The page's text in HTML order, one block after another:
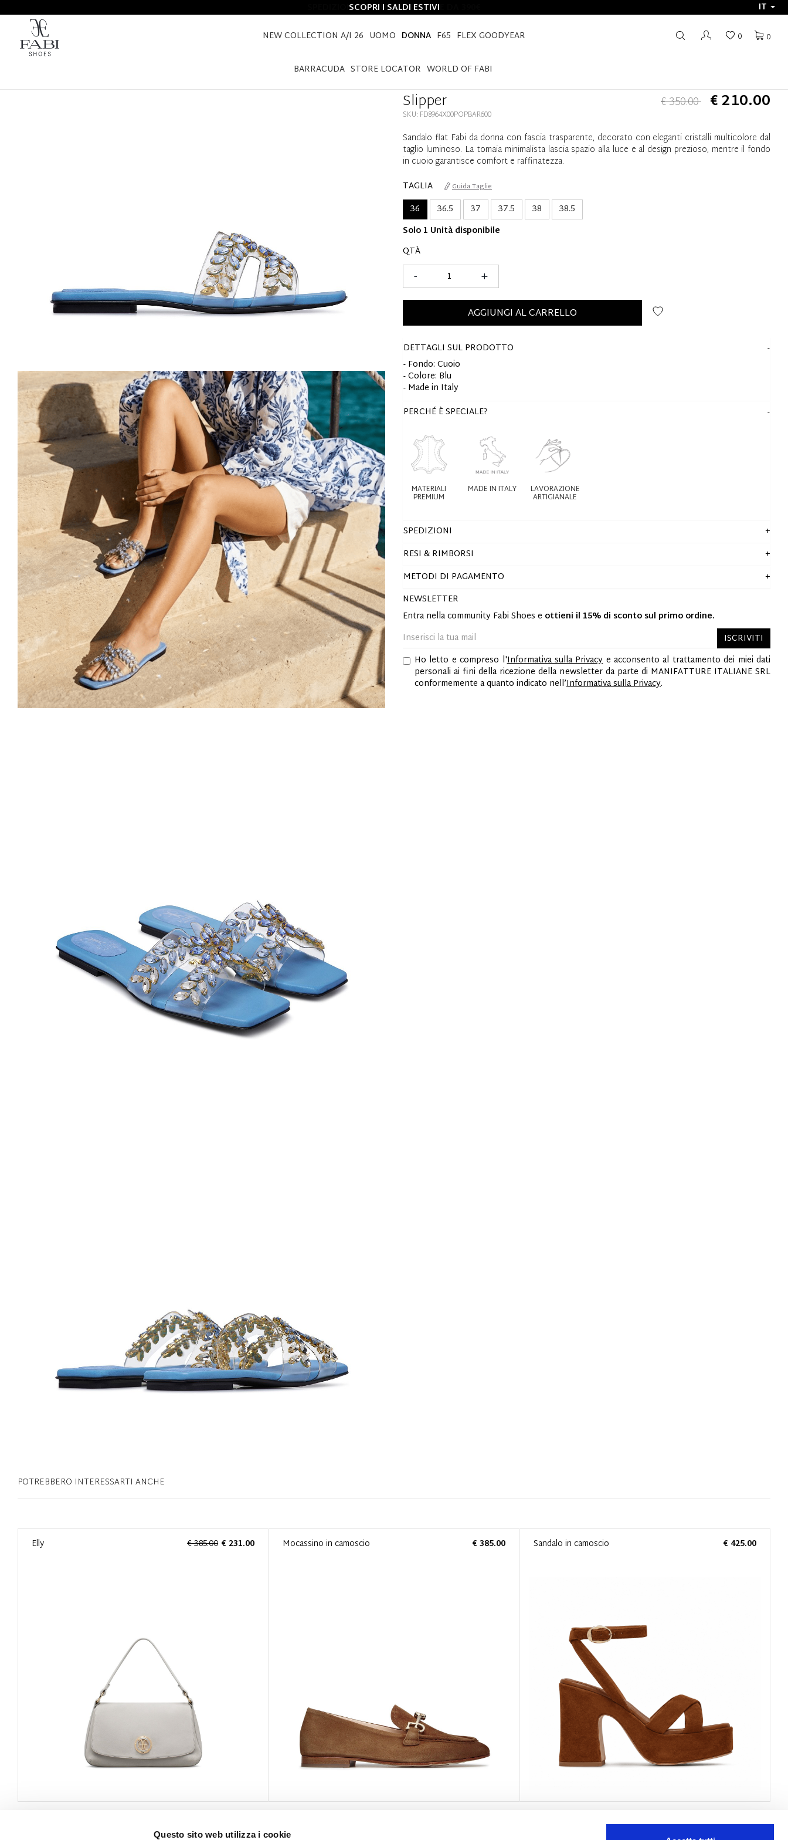
Questo sito web utilizza i cookie
SCOPRI I SALDI ESTIVI
IT
NEW COLLECTION A/I 26 UOMO DONNA F65 FLEX GOODYEAR
BARRACUDA STORE LOCATOR WORLD OF FABI
0
0
HOME DONNA CALZATURE SLIPPER
Slipper € 350.00 € 210.00
SKU: FD8964X00POPBAR600
Sandalo flat Fabi da donna con fascia trasparente, decorato con eleganti cristalli multicolore dal
taglio luminoso. La tomaia minimalista lascia spazio alla luce e al design prezioso, mentre il fondo
in cuoio garantisce comfort e raffinatezza.
TAGLIA
Guida Taglie
36 36.5 37 37.5 38
38.5
Solo 1 Unità disponibile
QTÀ
+
-
AGGIUNGI AL CARRELLO
DETTAGLI SUL PRODOTTO
- Fondo: Cuoio
- Colore: Blu
- Made in Italy
PERCHÉ È SPECIALE?
MATERIALI
PREMIUM
MADE IN ITALY LAVORAZIONE
ARTIGIANALE
SPEDIZIONI
RESI & RIMBORSI
METODI DI PAGAMENTO
NEWSLETTER
Entra nella community Fabi Shoes e ottieni il 15% di sconto sul primo ordine.
ISCRIVITI
Ho letto e compreso l'Informativa sulla Privacye acconsento al trattamento dei miei dati
personali ai fini della ricezione della newsletter da parte di MANIFATTURE ITALIANE SRL
conformemente a quanto indicato nell’Informativa sulla Privacy.
POTREBBERO INTERESSARTI ANCHE
Elly € 385.00 € 231.00 Mocassino in camoscio € 385.00 Sandalo in camoscio € 425.00